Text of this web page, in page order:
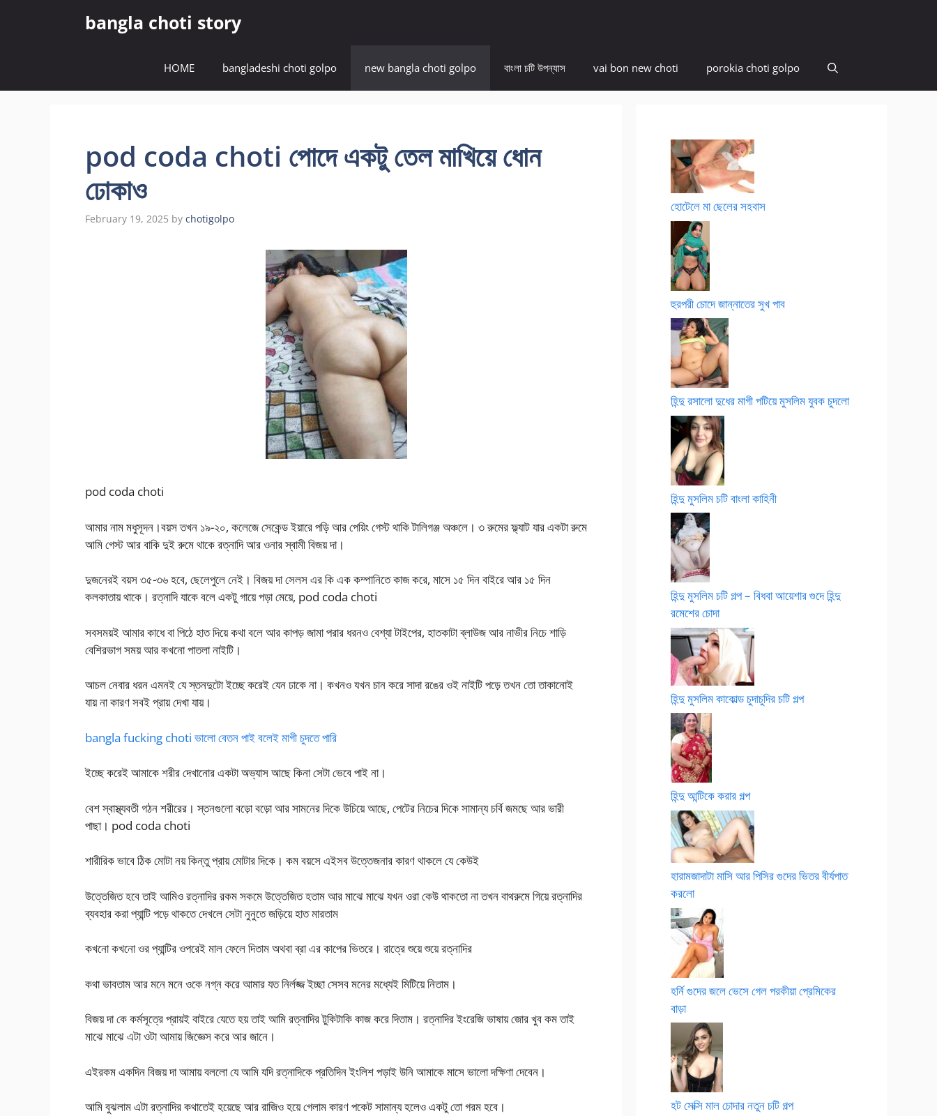
bangla choti story
HOME bangladeshi choti golpo new bangla choti golpo বাংলা চটি উপন্যাস vai bon new choti porokia choti golpo
pod coda choti পোদে একটু তেল মাখিয়ে ধোন
ঢোকাও
February 19, 2025 by chotigolpo
pod coda choti
আমার নাম মধুসূদন।বয়স তখন ১৯-২০, কলেজে সেকেন্ড ইয়ারে পড়ি আর পেয়িং গেস্ট থাকি টালিগঞ্জ অঞ্চলে। ৩ রুমের ফ্ল্যাট যার একটা রুমে
আমি গেস্ট আর বাকি দুই রুমে থাকে রত্নাদি আর ওনার স্বামী বিজয় দা।
দুজনেরই বয়স ৩৫-৩৬ হবে, ছেলেপুলে নেই। বিজয় দা সেলস এর কি এক কম্পানিতে কাজ করে, মাসে ১৫ দিন বাইরে আর ১৫ দিন
কলকাতায় থাকে। রত্নাদি যাকে বলে একটু গায়ে পড়া মেয়ে, pod coda choti
সবসময়ই আমার কাধে বা পিঠে হাত দিয়ে কথা বলে আর কাপড় জামা পরার ধরনও বেশ্যা টাইপের, হাতকাটা ব্লাউজ আর নাভীর নিচে শাড়ি
বেশিরভাগ সময় আর কখনো পাতলা নাইটি।
আচল নেবার ধরন এমনই যে স্তনদুটো ইচ্ছে করেই যেন ঢাকে না। কখনও যখন চান করে সাদা রঙের ওই নাইটি পড়ে তখন তো তাকানোই
যায় না কারণ সবই প্রায় দেখা যায়।
bangla fucking choti ভালো বেতন পাই বলেই মাগী চুদতে পারি
ইচ্ছে করেই আমাকে শরীর দেখানোর একটা অভ্যাস আছে কিনা সেটা ভেবে পাই না।
বেশ স্বাস্থ্যবতী গঠন শরীরের। স্তনগুলো বড়ো বড়ো আর সামনের দিকে উচিয়ে আছে, পেটের নিচের দিকে সামান্য চর্বি জমছে আর ভারী
পাছা। pod coda choti
শারীরিক ভাবে ঠিক মোটা নয় কিন্তু প্রায় মোটার দিকে। কম বয়সে এইসব উত্তেজনার কারণ থাকলে যে কেউই
উত্তেজিত হবে তাই আমিও রত্নাদির রকম সকমে উত্তেজিত হতাম আর মাঝে মাঝে যখন ওরা কেউ থাকতো না তখন বাথরুমে গিয়ে রত্নাদির
ব্যবহার করা প্যান্টি পড়ে থাকতে দেখলে সেটা নুনুতে জড়িয়ে হাত মারতাম
কখনো কখনো ওর প্যান্টির ওপরেই মাল ফেলে দিতাম অথবা ব্রা এর কাপের ভিতরে। রাত্রে শুয়ে শুয়ে রত্নাদির
কথা ভাবতাম আর মনে মনে ওকে নগ্ন করে আমার যত নির্লজ্জ ইচ্ছা সেসব মনের মধ্যেই মিটিয়ে নিতাম।
বিজয় দা কে কর্মসূত্রে প্রায়ই বাইরে যেতে হয় তাই আমি রত্নাদির টুকিটাকি কাজ করে দিতাম। রত্নাদির ইংরেজি ভাষায় জোর খুব কম তাই
মাঝে মাঝে এটা ওটা আমায় জিজ্ঞেস করে আর জানে।
এইরকম একদিন বিজয় দা আমায় বললো যে আমি যদি রত্নাদিকে প্রতিদিন ইংলিশ পড়াই উনি আমাকে মাসে ভালো দক্ষিণা দেবেন।
আমি বুঝলাম এটা রত্নাদির কথাতেই হয়েছে আর রাজিও হয়ে গেলাম কারণ পকেট সামান্য হলেও একটু তো গরম হবে।
হোটেলে মা ছেলের সহবাস
হুরপরী চোদে জান্নাতের সুখ পাব
হিন্দু রসালো দুধের মাগী পটিয়ে মুসলিম যুবক চুদলো
হিন্দু মুসলিম চটি বাংলা কাহিনী
হিন্দু মুসলিম চটি গল্প – বিধবা আয়েশার গুদে হিন্দু
রমেশের চোদা
হিন্দু মুসলিম কাকোল্ড চুদাচুদির চটি গল্প
হিন্দু আন্টিকে করার গল্প
হারামজাদাটা মাসি আর পিসির গুদের ভিতর বীর্যপাত
করলো
হর্নি গুদের জলে ভেসে গেল পরকীয়া প্রেমিকের
বাড়া
হট সেক্সি মাল চোদার নতুন চটি গল্প